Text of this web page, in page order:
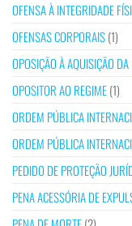
OFENSA À INTEGRIDADE
OFENSAS CORPORAIS(1)
OPOSIÇÃO À AQUISIÇÃO
OPOSITOR AO REGIME(1)
ORDEM PÚBLICA
ORDEM PÚBLICA
PEDIDO DE PROTEÇÃO
PENA ACESSÓRIA DE